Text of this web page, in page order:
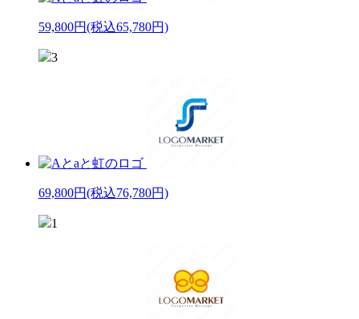
59,800円(税込65,780円)
3
69,800円(税込76,780円)
1